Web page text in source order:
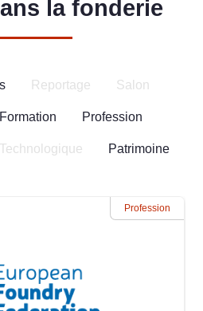
la fonderie
Reportage Salon
Formation Profession
Patrimoine
Association